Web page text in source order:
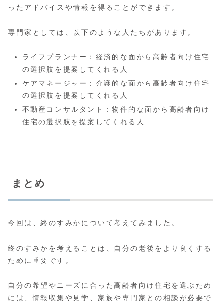
ったアドバイスや情報を得ることができます。
専門家としては、以下のような人たちがあります。
ライフプランナー：経済的な面から高齢者向け住宅
の選択肢を提案してくれる人
ケアマネージャー：介護的な面から高齢者向け住宅
の選択肢を提案してくれる人
不動産コンサルタント：物件的な面から高齢者向け
住宅の選択肢を提案してくれる人
まとめ
今回は、終のすみかについて考えてみました。
終のすみかを考えることは、自分の老後をより良くする
ために重要です。
自分の希望やニーズに合った高齢者向け住宅を選ぶため
には、情報収集や見学、家族や専門家との相談が必要で